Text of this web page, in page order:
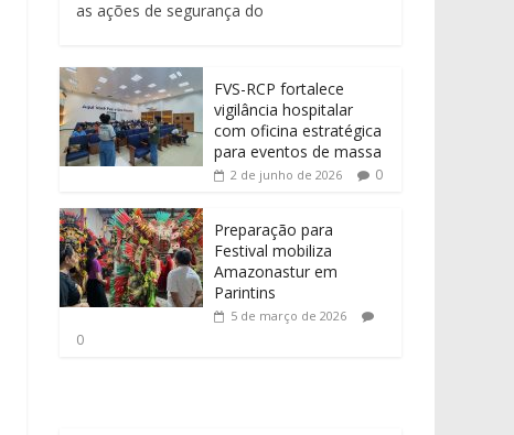
as ações de segurança do
FVS-RCP fortalece
vigilância hospitalar
com oficina estratégica
para eventos de massa
2 de junho de 2026 0
Preparação para
Festival mobiliza
Amazonastur em
Parintins
5 de março de 2026
0